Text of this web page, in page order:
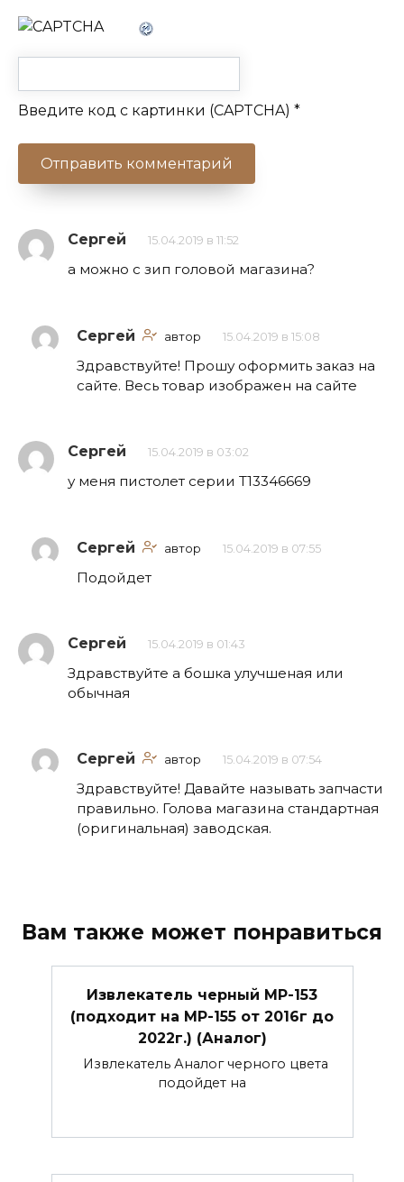
Введите код с картинки (CAPTCHA) *
Сергей 15.04.2019 в 11:52
а можно с зип головой магазина?
Сергей автор 15.04.2019 в 15:08
Здравствуйте! Прошу оформить заказ на
сайте. Весь товар изображен на сайте
Сергей 15.04.2019 в 03:02
у меня пистолет серии Т13346669
Сергей автор 15.04.2019 в 07:55
Подойдет
Сергей 15.04.2019 в 01:43
Здравствуйте а бошка улучшеная или
обычная
Сергей автор 15.04.2019 в 07:54
Здравствуйте! Давайте называть запчасти
правильно. Голова магазина стандартная
(оригинальная) заводская.
Вам также может понравиться
Извлекатель черный МР-153
(подходит на МР-155 от 2016г до
2022г.) (Аналог)
Извлекатель Аналог черного цвета
подойдет на